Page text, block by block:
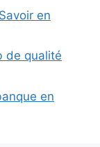
en
de qualité
en